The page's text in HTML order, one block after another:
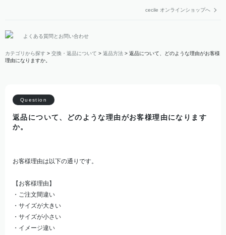
cecile オンラインショップへ
よくある質問とお問い合わせ
カテゴリから探す > 交換・返品について > 返品方法 > 返品について、どのような理由がお客様
理由になりますか。
返品について、どのような理由がお客様理由になります
か。
お客様理由は以下の通りです。
【お客様理由】
・ご注文間違い
・サイズが大きい
・サイズが小さい
・イメージ違い